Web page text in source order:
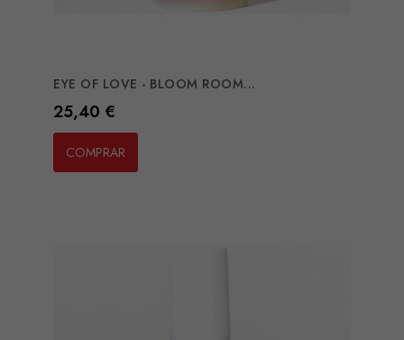
EYE OF LOVE - BLOOM ROOM...
Preço
25,40 €
COMPRAR